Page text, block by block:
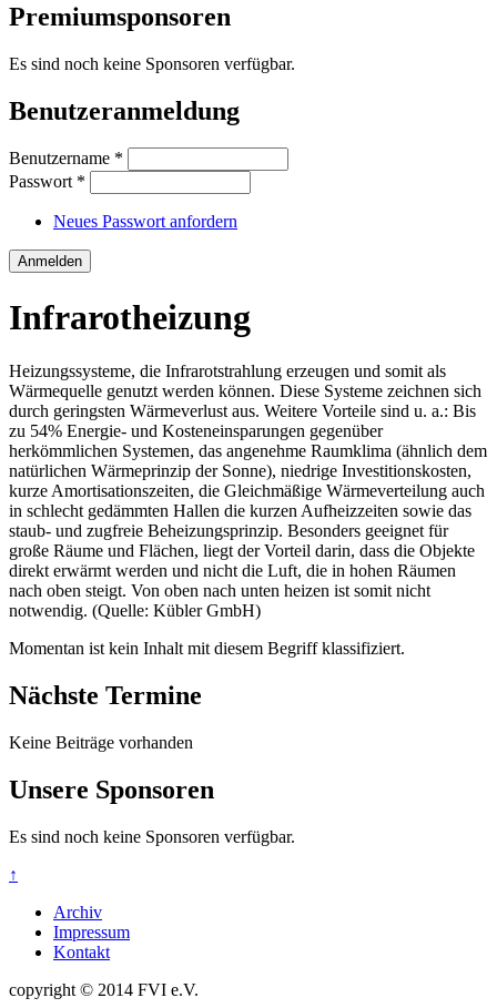
Premiumsponsoren
Es sind noch keine Sponsoren verfügbar.
Benutzeranmeldung
Benutzername *
Passwort *
Neues Passwort anfordern
Infrarotheizung
Heizungssysteme, die Infrarotstrahlung erzeugen und somit als
Wärmequelle genutzt werden können. Diese Systeme zeichnen sich
durch geringsten Wärmeverlust aus. Weitere Vorteile sind u. a.: Bis
zu 54% Energie- und Kosteneinsparungen gegenüber
herkömmlichen Systemen, das angenehme Raumklima (ähnlich dem
natürlichen Wärmeprinzip der Sonne), niedrige Investitionskosten,
kurze Amortisationszeiten, die Gleichmäßige Wärmeverteilung auch
in schlecht gedämmten Hallen die kurzen Aufheizzeiten sowie das
staub- und zugfreie Beheizungsprinzip. Besonders geeignet für
große Räume und Flächen, liegt der Vorteil darin, dass die Objekte
direkt erwärmt werden und nicht die Luft, die in hohen Räumen
nach oben steigt. Von oben nach unten heizen ist somit nicht
notwendig. (Quelle: Kübler GmbH)
Momentan ist kein Inhalt mit diesem Begriff klassifiziert.
Nächste Termine
Keine Beiträge vorhanden
Unsere Sponsoren
Es sind noch keine Sponsoren verfügbar.
↑
Archiv
Impressum
Kontakt
copyright © 2014 FVI e.V.